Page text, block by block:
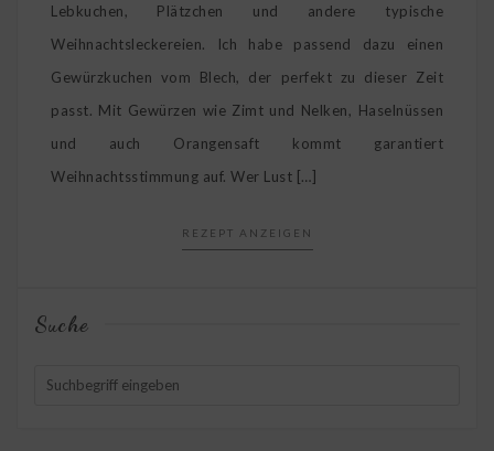
Lebkuchen, Plätzchen und andere typische
Weihnachtsleckereien. Ich habe passend dazu einen
Gewürzkuchen vom Blech, der perfekt zu dieser Zeit
passt. Mit Gewürzen wie Zimt und Nelken, Haselnüssen
und auch Orangensaft kommt garantiert
Weihnachtsstimmung auf. Wer Lust […]
REZEPT ANZEIGEN
Suche